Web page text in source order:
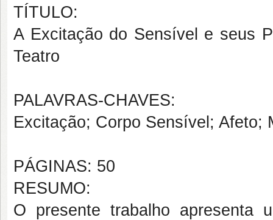
TÍTULO:
A Excitação do Sensível e seus
Teatro
PALAVRAS-CHAVES:
Excitação; Corpo Sensível; Afeto;
PÁGINAS: 50
RESUMO:
O presente trabalho apresenta